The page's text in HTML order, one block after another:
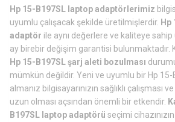
Hp 15-B197SL laptop adaptörlerimiz
uyumlu çalışacak şekilde üretilmişlerdir. Hp
adaptör ile aynı değerlere ve kaliteye
ay birebir değişim garantisi bulunmaktadır.
Hp 15-B197SL şarj aleti bozulması
mümkün değildir. Yeni ve uyumlu bir Hp
almanız bilgisayarınızın sağlıklı çalışması
uzun olması açsından önemli bir etkendir.
B197SL laptop adaptörü seçimi